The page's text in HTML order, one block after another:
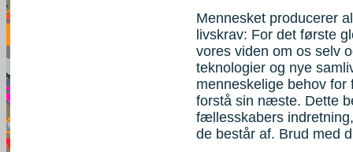
Mennesket producerer
livskrav: For det første
vores viden om os selv
teknologier og nye
menneskelige behov
forstå sin næste. Dette
fællesskabers
de består af. Brud med